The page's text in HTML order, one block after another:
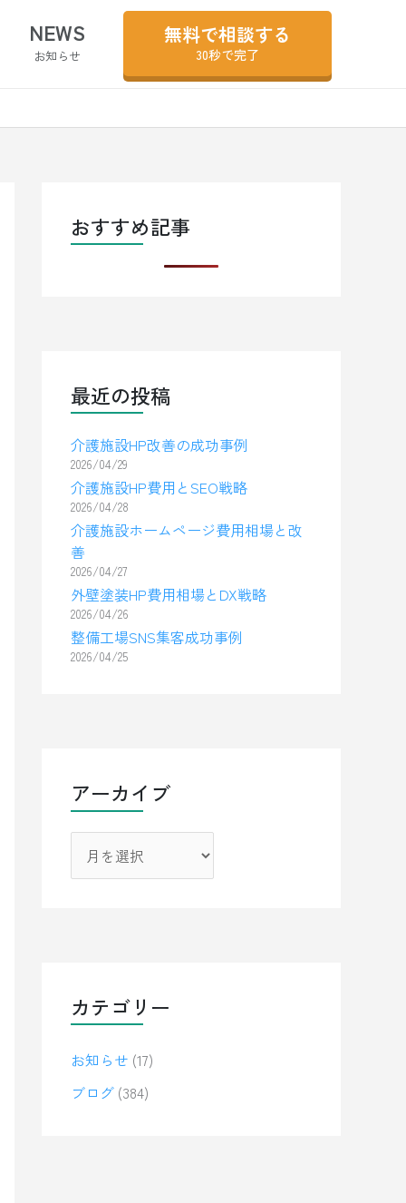
NEWS
お知らせ
無料で相談する
30秒で完了
おすすめ記事
最近の投稿
介護施設HP改善の成功事例
2026/04/29
介護施設HP費用とSEO戦略
2026/04/28
介護施設ホームページ費用相場と改
善
2026/04/27
外壁塗装HP費用相場とDX戦略
2026/04/26
整備工場SNS集客成功事例
2026/04/25
アーカイブ
カテゴリー
お知らせ (17)
ブログ (384)